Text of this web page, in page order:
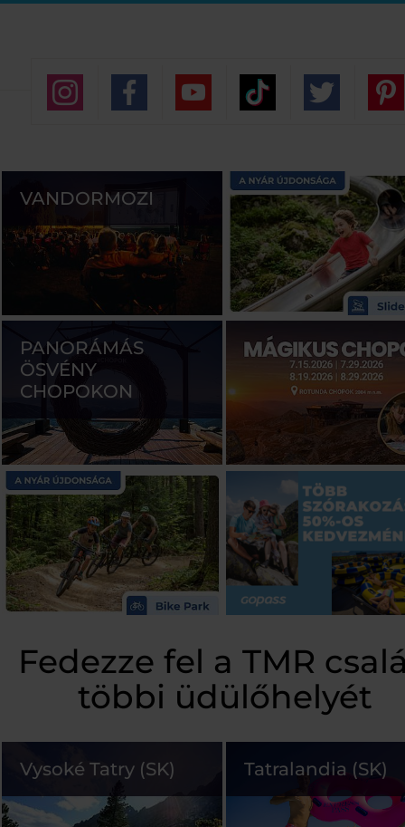
VANDORMOZI
PANORÁMÁS
ÖSVÉNY
CHOPOKON
Fedezze fel a TMR
többi üdülőhelyét
Vysoké Tatry (SK) Tatralandia (SK)